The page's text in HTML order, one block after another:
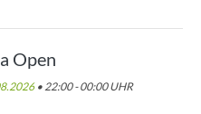
Open
• 22:00 - 00:00 UHR